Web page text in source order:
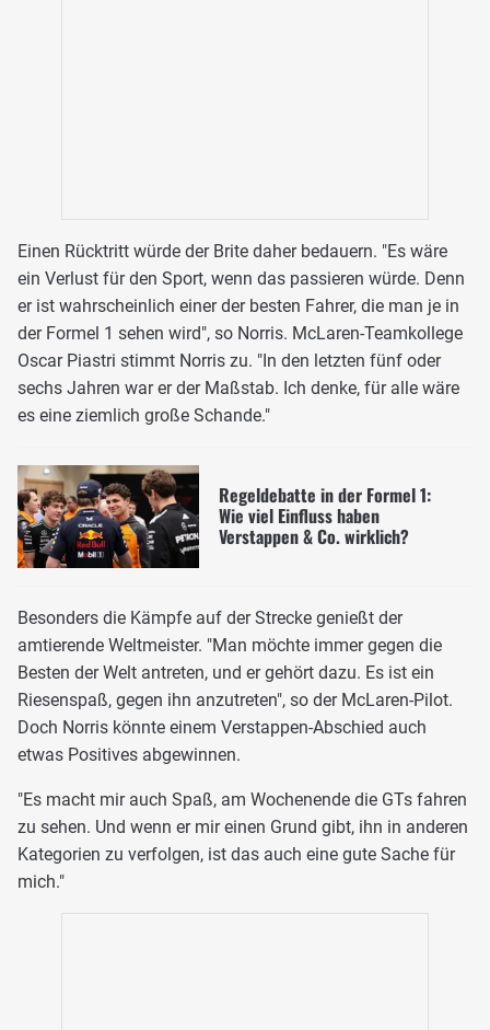
Einen Rücktritt würde der Brite daher bedauern. "Es wäre
ein Verlust für den Sport, wenn das passieren würde. Denn
er ist wahrscheinlich einer der besten Fahrer, die man je in
der Formel 1 sehen wird", so Norris. McLaren-Teamkollege
Oscar Piastri stimmt Norris zu. "In den letzten fünf oder
sechs Jahren war er der Maßstab. Ich denke, für alle wäre
es eine ziemlich große Schande."
Regeldebatte in der Formel 1:
Wie viel Einfluss haben
Verstappen & Co. wirklich?
Besonders die Kämpfe auf der Strecke genießt der
amtierende Weltmeister. "Man möchte immer gegen die
Besten der Welt antreten, und er gehört dazu. Es ist ein
Riesenspaß, gegen ihn anzutreten", so der McLaren-Pilot.
Doch Norris könnte einem Verstappen-Abschied auch
etwas Positives abgewinnen.
"Es macht mir auch Spaß, am Wochenende die GTs fahren
zu sehen. Und wenn er mir einen Grund gibt, ihn in anderen
Kategorien zu verfolgen, ist das auch eine gute Sache für
mich."